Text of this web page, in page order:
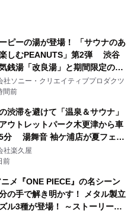
ピーの湯が登場！ 「サウナのあ
しむPEANUTS」第2弾 渋谷
銭湯「改良湯」と期間限定のコ
ーション サウナイキタイコラ
ズも発売決定！
社ソニー・クリエイティブプロダクツ
間前
渋滞を避けて「温泉＆サウナ」
ウトレットパーク木更津から車
分 湯舞音 袖ケ浦店が夏フェア
ーを提供
社楽久屋
前
メ『ONE PIECE』の名シーン
の手で解き明かす！ メタル製立
ル3種が登場！ ～ストーリーと